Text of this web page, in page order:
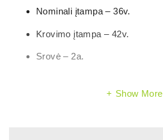
Nominali įtampa – 36v.
Krovimo įtampa – 42v.
Srovė – 2a.
Show More